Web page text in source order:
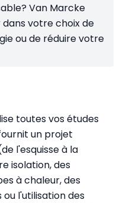
Van Marcke
dans votre choix de
ou de réduire votre
toutes vos études
un projet
l'esquisse à la
isolation, des
à chaleur, des
l'utilisation des